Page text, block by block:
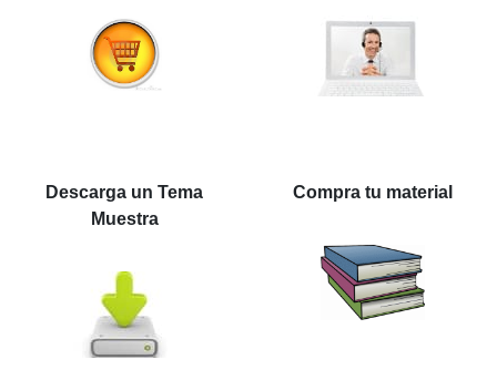
Descarga un Tema
Muestra
Compra tu material